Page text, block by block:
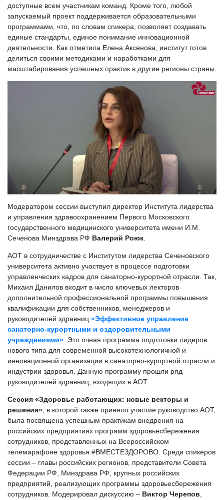
доступные всем участникам команд. Кроме того, любой
запускаемый проект поддерживается образовательными
программами, что, по словам спикера, позволяет создавать
единые стандарты, единое понимание инновационной
деятельности. Как отметила Елена Аксенова, институт готов
делиться своими методиками и наработками для
масштабирования успешных практик в другие регионы страны.
Модератором сессии выступил директор Института лидерства
и управления здравоохранением Первого Московского
государственного медицинского университета имени И.М.
Сеченова Минздрава РФ Валерий Роюк.
АОТ в сотрудничестве с Институтом лидерства Сеченовского
университета активно участвует в процессе подготовки
управленческих кадров для санаторно-курортной отрасли. Так,
Михаил Данилов входит в число ключевых лекторов
дополнительной профессиональной программы повышения
квалификации для собственников, менеджеров и
руководителей здравниц «Эффективное управление
санаторно-курортными и оздоровительными
учреждениями». Это очная программа подготовки лидеров
нового типа для современной высокотехнологичной и
инновационной организации в санаторно-курортной отрасли и
индустрии здоровья. Данную программу прошли ряд
руководителей здравниц, входящих в АОТ.
Сессия «Здоровье работающих: новые векторы и
решения», в которой также приняло участие руководство АОТ,
была посвящена успешным практикам внедрения на
российских предприятиях программ здоровьесбережения
сотрудников, представленных на Всероссийском
телемарафоне здоровья #ВМЕСТЕЗДОРОВO. Среди спикеров
сессии – главы российских регионов, представители Совета
Федерации РФ, Минздрава РФ, крупных российских
предприятий, реализующих программы здоровьесбережения
сотрудников. Модерировал дискуссию – Виктор Черепов,